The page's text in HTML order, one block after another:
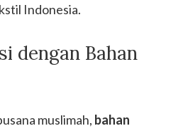
Indonesia.
dengan Bahan
muslimah, bahan